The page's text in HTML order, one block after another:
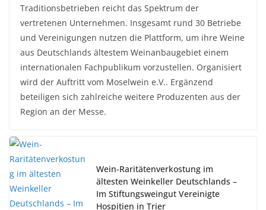
Traditionsbetrieben reicht das Spektrum der
vertretenen Unternehmen. Insgesamt rund 30 Betriebe
und Vereinigungen nutzen die Plattform, um ihre Weine
aus Deutschlands ältestem Weinanbaugebiet einem
internationalen Fachpublikum vorzustellen. Organisiert
wird der Auftritt vom Moselwein e.V.. Ergänzend
beteiligen sich zahlreiche weitere Produzenten aus der
Region an der Messe.
Wein-Raritätenverkostung im
ältesten Weinkeller Deutschlands –
Im Stiftungsweingut Vereinigte
Hospitien in Trier